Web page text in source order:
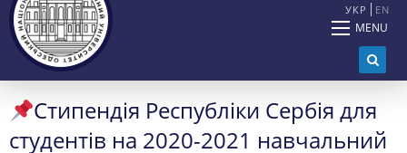
УКР EN
MENU
Стипендія Республіки Сербія для
студентів на 2020-2021 навчальний